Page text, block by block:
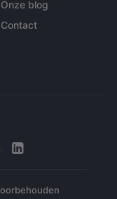
Onze blog
Contact